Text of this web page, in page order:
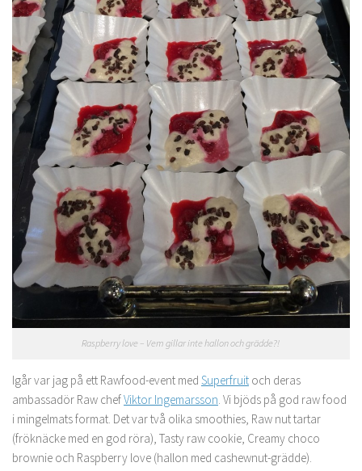
Raspberry love – Vem gillar inte hallon och grädde?!
Igår var jag på ett Rawfood-event med Superfruit och deras
ambassadör Raw chefViktor Ingemarsson . Vi bjöds på god raw food
i mingelmats format. Det var två olika smoothies, Raw nut tartar
(fröknäcke med en god röra), Tasty raw cookie, Creamy choco
brownie och Raspberry love (hallon med cashewnut-grädde).